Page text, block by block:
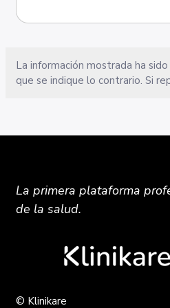
La información mostrada ha
que se indique lo contrario. Si
La primera plataforma
de la salud.
© Klinikare